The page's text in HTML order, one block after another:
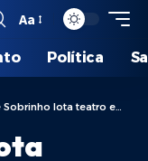
Aa
Política
teatro em evento inédito para 200 fãs em São Paulo